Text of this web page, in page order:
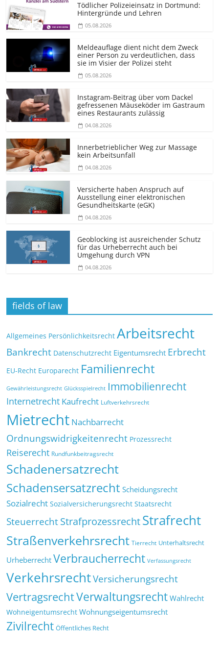
Tödlicher Polizeieinsatz in Dortmund:
Hintergründe und Lehren
05.08.2026
Meldeauflage dient nicht dem Zweck
einer Person zu verdeutlichen, dass
sie im Visier der Polizei steht
05.08.2026
Instagram-Beitrag über vom Dackel
gefressenen Mäuseköder im Gastraum
eines Restaurants zulässig
04.08.2026
Innerbetrieblicher Weg zur Massage
kein Arbeitsunfall
04.08.2026
Versicherte haben Anspruch auf
Ausstellung einer elektronischen
Gesundheitskarte (eGK)
04.08.2026
Geoblocking ist ausreichender Schutz
für das Urheberrecht auch bei
Umgehung durch VPN
04.08.2026
fields of law
Allgemeines Persönlichkeitsrecht Arbeitsrecht
Bankrecht Datenschutzrecht Eigentumsrecht Erbrecht
EU-Recht Europarecht Familienrecht
Gewährleistungsrecht Glücksspielrecht Immobilienrecht
Internetrecht Kaufrecht Luftverkehrsrecht
Mietrecht Nachbarrecht
Ordnungswidrigkeitenrecht Prozessrecht
Reiserecht Rundfunkbeitragsrecht
Schadenersatzrecht
Schadensersatzrecht Scheidungsrecht
Sozialrecht Sozialversicherungsrecht Staatsrecht
SteuerrechtStrafprozessrechtStrafrecht
Straßenverkehrsrecht Tierrecht Unterhaltsrecht
Urheberrecht Verbraucherrecht Verfassungsrecht
VerkehrsrechtVersicherungsrecht
VertragsrechtVerwaltungsrecht Wahlrecht
Wohneigentumsrecht Wohnungseigentumsrecht
Zivilrecht Öffentliches Recht